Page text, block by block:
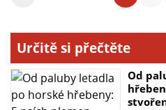
Určitě si přečtěte
Od